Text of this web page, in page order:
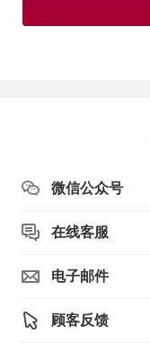
微信公众号
在线客服
电子邮件
顾客反馈